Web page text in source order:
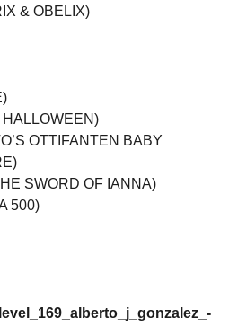
& OBELIX)
OTTIFANTEN BABY
SWORD OF IANNA)
500)